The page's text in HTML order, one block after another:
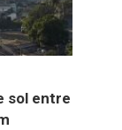
sol entre